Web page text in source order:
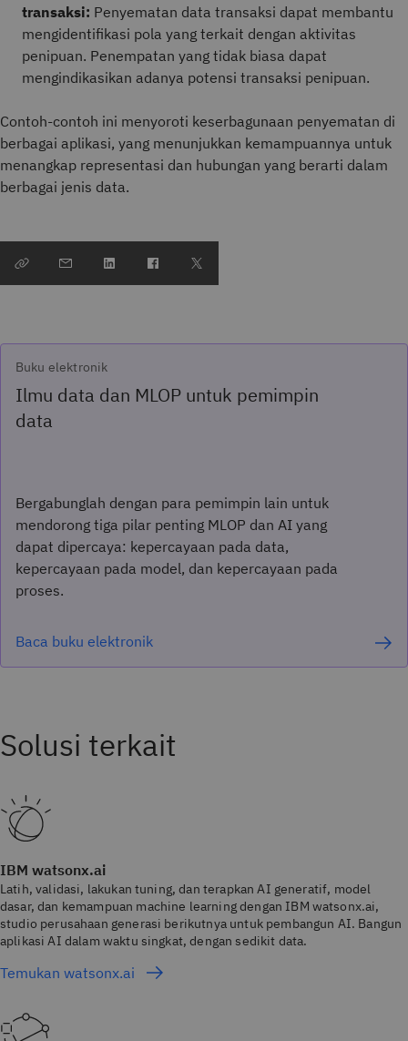
transaksi: Penyematan data transaksi dapat membantu
mengidentifikasi pola yang terkait dengan aktivitas
penipuan. Penempatan yang tidak biasa dapat
mengindikasikan adanya potensi transaksi penipuan.
Contoh-contoh ini menyoroti keserbagunaan penyematan di
berbagai aplikasi, yang menunjukkan kemampuannya untuk
menangkap representasi dan hubungan yang berarti dalam
berbagai jenis data.
Buku elektronik
Ilmu data dan MLOP untuk pemimpin
data
Bergabunglah dengan para pemimpin lain untuk
mendorong tiga pilar penting MLOP dan AI yang
dapat dipercaya: kepercayaan pada data,
kepercayaan pada model, dan kepercayaan pada
proses.
Baca buku elektronik
IBM watsonx.ai
Latih, validasi, lakukan tuning, dan terapkan AI generatif, model
dasar, dan kemampuan machine learning dengan IBM watsonx.ai,
studio perusahaan generasi berikutnya untuk pembangun AI. Bangun
aplikasi AI dalam waktu singkat, dengan sedikit data.
Temukan watsonx.ai